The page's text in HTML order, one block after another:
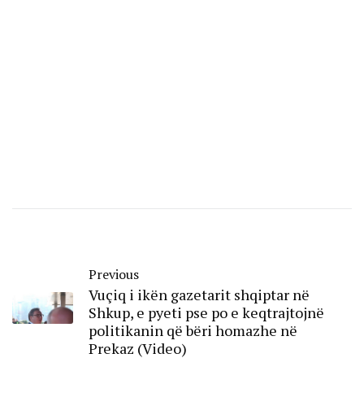
Previous
Vuçiq i ikën gazetarit shqiptar në
Shkup, e pyeti pse po e keqtrajtojnë
politikanin që bëri homazhe në
Prekaz (Video)